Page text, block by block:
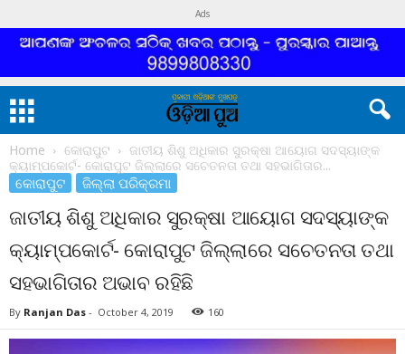
Ads
Home କୋରାପୁଟ
ଜାତୀୟ ଶିଶୁ ଅଧିକାର ସୁରକ୍ଷା ଆୟୋଗ ସଦସ୍ୟାଙ୍କ
କ୍ୟାମ୍ପକୋର୍ଟ- କୋରାପୁଟ ଜିଲ୍ଲାରେ ସଚେତନତା ତଥା ସହଭାଗିତାର...
କୋରାପୁଟ ଜିଲ୍ଲା ପରିକ୍ରମା
ଜାତୀୟ ଶିଶୁ ଅଧିକାର ସୁରକ୍ଷା ଆୟୋଗ ସଦସ୍ୟାଙ୍କ
କ୍ୟାମ୍ପକୋର୍ଟ- କୋରାପୁଟ ଜିଲ୍ଲାରେ ସଚେତନତା ତଥା
ସହଭାଗିତାର ଅଭାବ ରହିଛି
By Ranjan Das - October 4, 2019 160